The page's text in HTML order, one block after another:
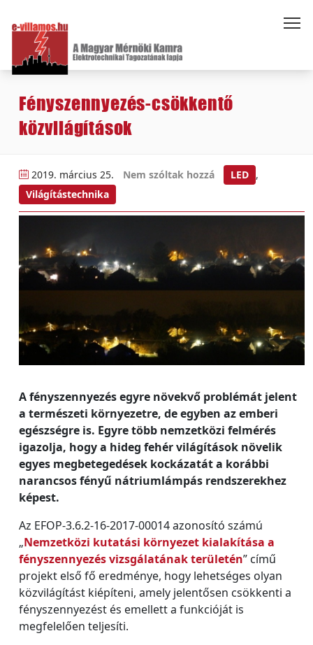
Fényszennyezés-csökkentő
közvilágítások
2019. március 25. Nem szóltak hozzá LED ,
Világítástechnika
A fényszennyezés egyre növekvő problémát jelent
a természeti környezetre, de egyben az emberi
egészségre is. Egyre több nemzetközi felmérés
igazolja, hogy a hideg fehér világítások növelik
egyes megbetegedések kockázatát a korábbi
narancsos fényű nátriumlámpás rendszerekhez
képest.
Az EFOP-3.6.2-16-2017-00014 azonosító számú
„Nemzetközi kutatási környezet kialakítása a
fényszennyezés vizsgálatának területén” című
projekt első fő eredménye, hogy lehetséges olyan
közvilágítást kiépíteni, amely jelentősen csökkenti a
fényszennyezést és emellett a funkcióját is
megfelelően teljesíti.